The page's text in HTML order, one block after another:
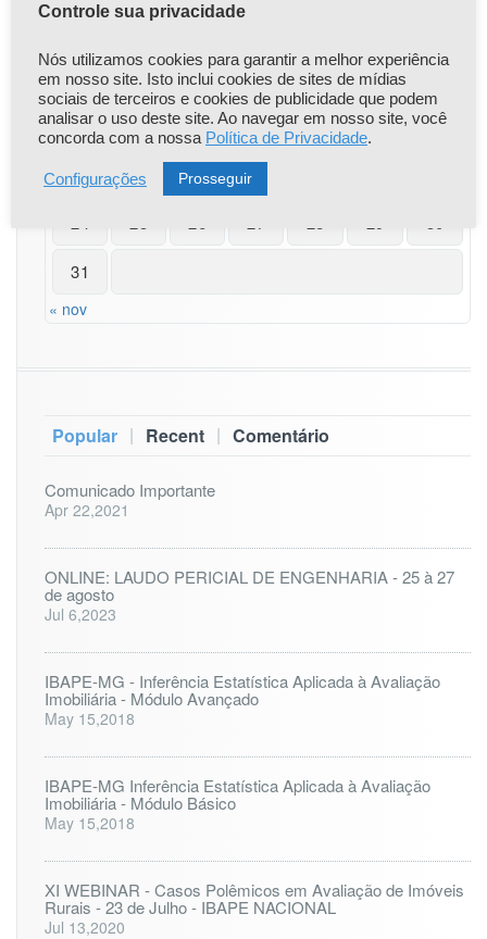
3 4 5 6 7 8
10 11 12 13 14 15 16
17 18 19 20
31
« nov
Popular | Recent | Comentário
Comunicado Importante
Apr 22,2021
ONLINE: LAUDO PERICIAL DE ENGENHARIA - 25 à 27
de agosto
Jul 6,2023
IBAPE-MG - Inferência Estatística Aplicada à Avaliação
Imobiliária - Módulo Avançado
May 15,2018
IBAPE-MG Inferência Estatística Aplicada à Avaliação
Imobiliária - Módulo Básico
May 15,2018
XI WEBINAR - Casos Polêmicos em Avaliação de Imóveis
Rurais - 23 de Julho - IBAPE NACIONAL
Jul 13,2020
Controle sua privacidade
Nós utilizamos cookies para garantir a melhor experiência
em nosso site. Isto inclui cookies de sites de mídias
sociais de terceiros e cookies de publicidade que podem
analisar o uso deste site. Ao navegar em nosso site, você
concorda com a nossa Política de Privacidade.
Configurações Prosseguir